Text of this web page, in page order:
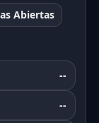
Abiertas
--
--